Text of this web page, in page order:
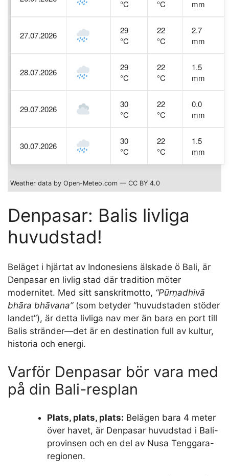
°C
°C
mm
27.07.2026
29
°C
22
°C
2.7
mm
28.07.2026
29
°C
22
°C
1.5
mm
29.07.2026
30
°C
22
°C
0.0
mm
30.07.2026
30
°C
22
°C
1.5
mm
Weather data by Open-Meteo.com — CC BY 4.0
Denpasar: Balis livliga
huvudstad!
Beläget i hjärtat av Indonesiens älskade ö Bali, är
Denpasar en livlig stad där tradition möter
modernitet. Med sitt sanskritmotto, “Pūrṇadhivā
bhāra bhāvana”(som betyder “huvudstaden stöder
landet”), är detta livliga nav mer än bara en port till
Balis stränder—det är en destination full av kultur,
historia och energi.
Varför Denpasar bör vara med
på din Bali-resplan
Plats, plats, plats: Belägen bara 4 meter
över havet, är Denpasar huvudstad i Bali-
provinsen och en del av Nusa Tenggara-
regionen.